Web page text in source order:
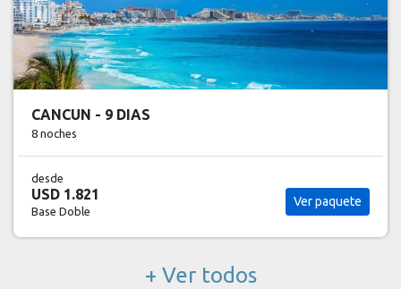
CANCUN - 9 DIAS
8 noches
desde
USD 1.821
Base Doble
Ver paquete
+ Ver todos